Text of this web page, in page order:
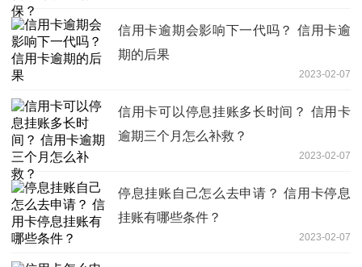
信用卡逾期会影响下一代吗？ 信用卡逾
期的后果
2023-02-07
信用卡可以停息挂账多长时间？ 信用卡
逾期三个月怎么补救？
2023-02-07
停息挂账自己怎么去申请？ 信用卡停息
挂账有哪些条件？
2023-02-07